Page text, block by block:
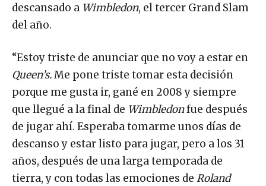
descansado a Wimbledon, el tercer Grand Slam
del año.
“Estoy triste de anunciar que no voy a estar en
Queen’s.Me pone triste tomar esta decisión
porque me gusta ir, gané en 2008 y siempre
que llegué a la final de Wimbledonfue después
de jugar ahí. Esperaba tomarme unos días de
descanso y estar listo para jugar, pero a los 31
años, después de una larga temporada de
tierra, y con todas las emociones de Roland